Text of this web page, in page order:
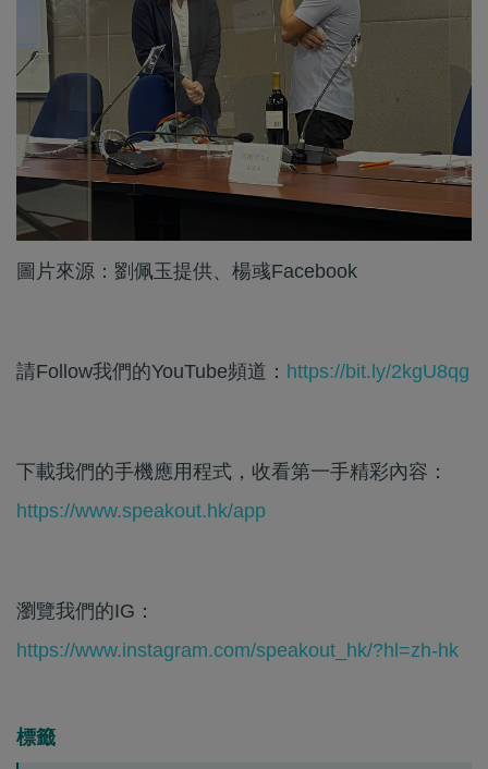
圖片來源：劉佩玉提供、楊彧Facebook
請Follow我們的YouTube頻道： https://bit.ly/2kgU8qg
下載我們的手機應用程式，收看第一手精彩內容：
https://www.speakout.hk/app
瀏覽我們的IG：
https://www.instagram.com/speakout_hk/?hl=zh-hk
標籤